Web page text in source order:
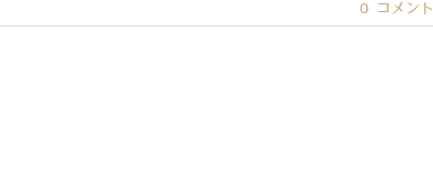
0 コメント